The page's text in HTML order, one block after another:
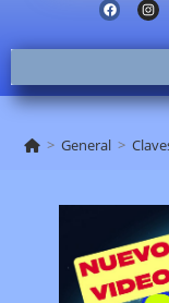
> General >